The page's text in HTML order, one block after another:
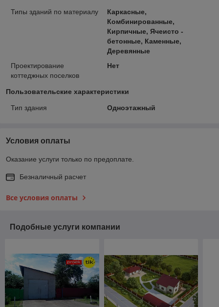
Типы зданий по материалу
Каркасные,
Комбинированные,
Кирпичные, Ячеисто -
бетонные, Каменные,
Деревянные
Проектирование
коттеджных поселков
Нет
Пользовательские характеристики
Тип здания Одноэтажный
Условия оплаты
Оказание услуги только по предоплате.
Безналичный расчет
Все условия оплаты
Подобные услуги компании